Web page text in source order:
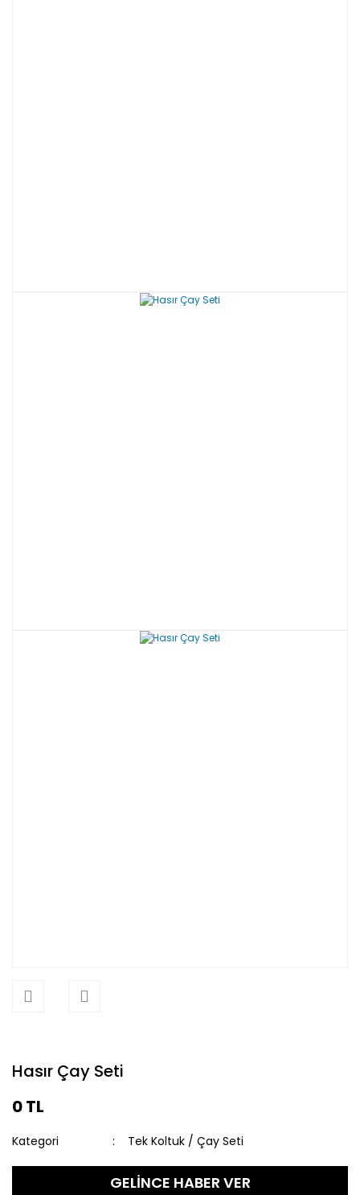
Hasır Çay Seti
0 TL
Kategori Tek Koltuk / Çay Seti
GELİNCE HABER VER